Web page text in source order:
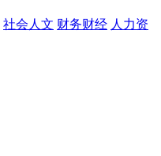
社会人文 财务财经 人力资